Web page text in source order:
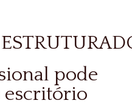
pode
escritório